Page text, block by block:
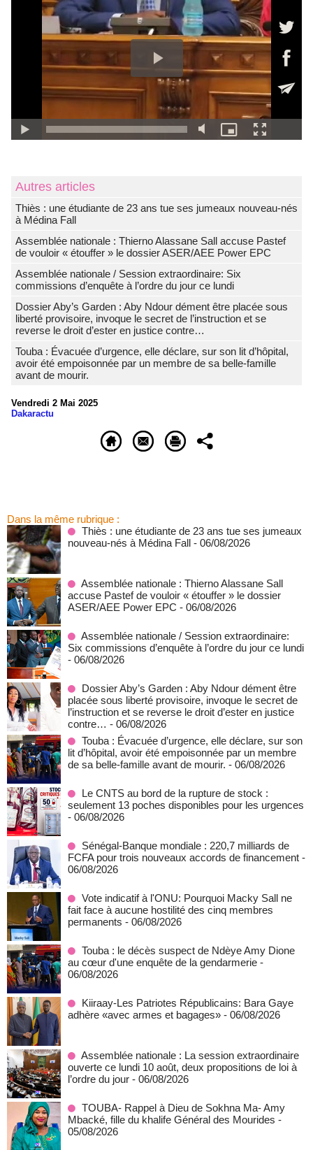
Autres articles
Thiès : une étudiante de 23 ans tue ses jumeaux nouveau-nés
à Médina Fall
Assemblée nationale : Thierno Alassane Sall accuse Pastef
de vouloir « étouffer » le dossier ASER/AEE Power EPC
Assemblée nationale / Session extraordinaire: Six
commissions d’enquête à l’ordre du jour ce lundi
Dossier Aby’s Garden : Aby Ndour dément être placée sous
liberté provisoire, invoque le secret de l’instruction et se
reverse le droit d’ester en justice contre…
Touba : Évacuée d’urgence, elle déclare, sur son lit d’hôpital,
avoir été empoisonnée par un membre de sa belle-famille
avant de mourir.
Vendredi 2 Mai 2025
Dakaractu
Dans la même rubrique :
Thiès : une étudiante de 23 ans tue ses jumeaux
nouveau-nés à Médina Fall - 06/08/2026
Assemblée nationale : Thierno Alassane Sall
accuse Pastef de vouloir « étouffer » le dossier
ASER/AEE Power EPC - 06/08/2026
Assemblée nationale / Session extraordinaire:
Six commissions d’enquête à l’ordre du jour ce lundi
- 06/08/2026
Dossier Aby’s Garden : Aby Ndour dément être
placée sous liberté provisoire, invoque le secret de
l’instruction et se reverse le droit d’ester en justice
contre… - 06/08/2026
Touba : Évacuée d’urgence, elle déclare, sur son
lit d’hôpital, avoir été empoisonnée par un membre
de sa belle-famille avant de mourir. - 06/08/2026
Le CNTS au bord de la rupture de stock :
seulement 13 poches disponibles pour les urgences
- 06/08/2026
Sénégal-Banque mondiale : 220,7 milliards de
FCFA pour trois nouveaux accords de financement -
06/08/2026
Vote indicatif à l'ONU: Pourquoi Macky Sall ne
fait face à aucune hostilité des cinq membres
permanents - 06/08/2026
Touba : le décès suspect de Ndèye Amy Dione
au cœur d'une enquête de la gendarmerie -
06/08/2026
Kiiraay-Les Patriotes Républicains: Bara Gaye
adhère «avec armes et bagages» - 06/08/2026
Assemblée nationale : La session extraordinaire
ouverte ce lundi 10 août, deux propositions de loi à
l’ordre du jour - 06/08/2026
TOUBA- Rappel à Dieu de Sokhna Ma- Amy
Mbacké, fille du khalife Général des Mourides -
05/08/2026